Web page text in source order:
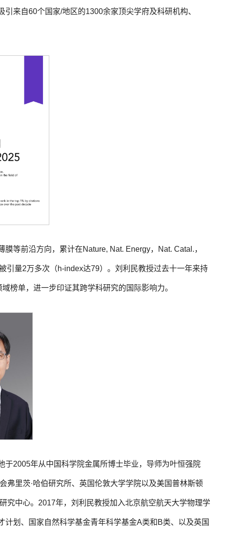
来自60个国家/地区的1300余家顶尖学府及科研机构、
等前沿方向，累计在Nature, Nat. Energy，Nat. Catal.，
引量2万多次（h-index达79）。刘利民教授过去十一年来持
榜单，进一步印证其跨学科研究的国际影响力。
2005年从中国科学院金属所博士毕业，导师为叶恒强院
里茨·哈伯研究所、英国伦敦大学学院以及美国普林斯顿
究中心。2017年，刘利民教授加入北京航空航天大学物理学
划、国家自然科学基金青年科学基金A类和B类、以及英国